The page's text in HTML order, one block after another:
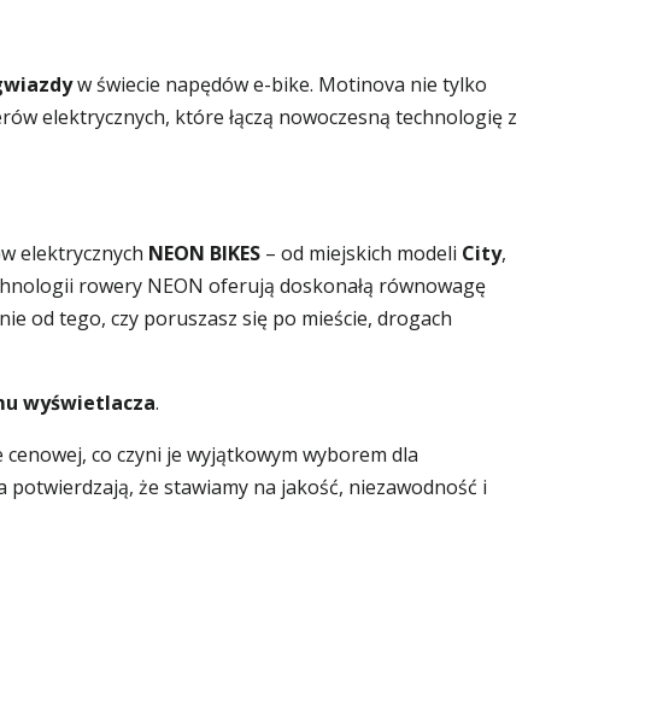
w świecie napędów e-bike. Motinova nie tylko
elektrycznych, które łączą nowoczesną technologię z
elektrycznych NEON BIKES – od miejskich modeli City,
rowery NEON oferują doskonałą równowagę
od tego, czy poruszasz się po mieście, drogach
wyświetlacza.
co czyni je wyjątkowym wyborem dla
że stawiamy na jakość, niezawodność i